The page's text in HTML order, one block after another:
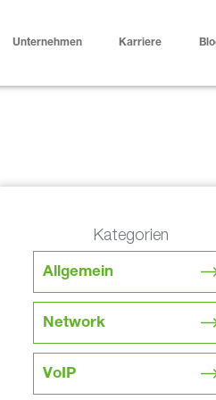
Unternehmen Karriere
Kategorien
Allgemein
Network
VoIP